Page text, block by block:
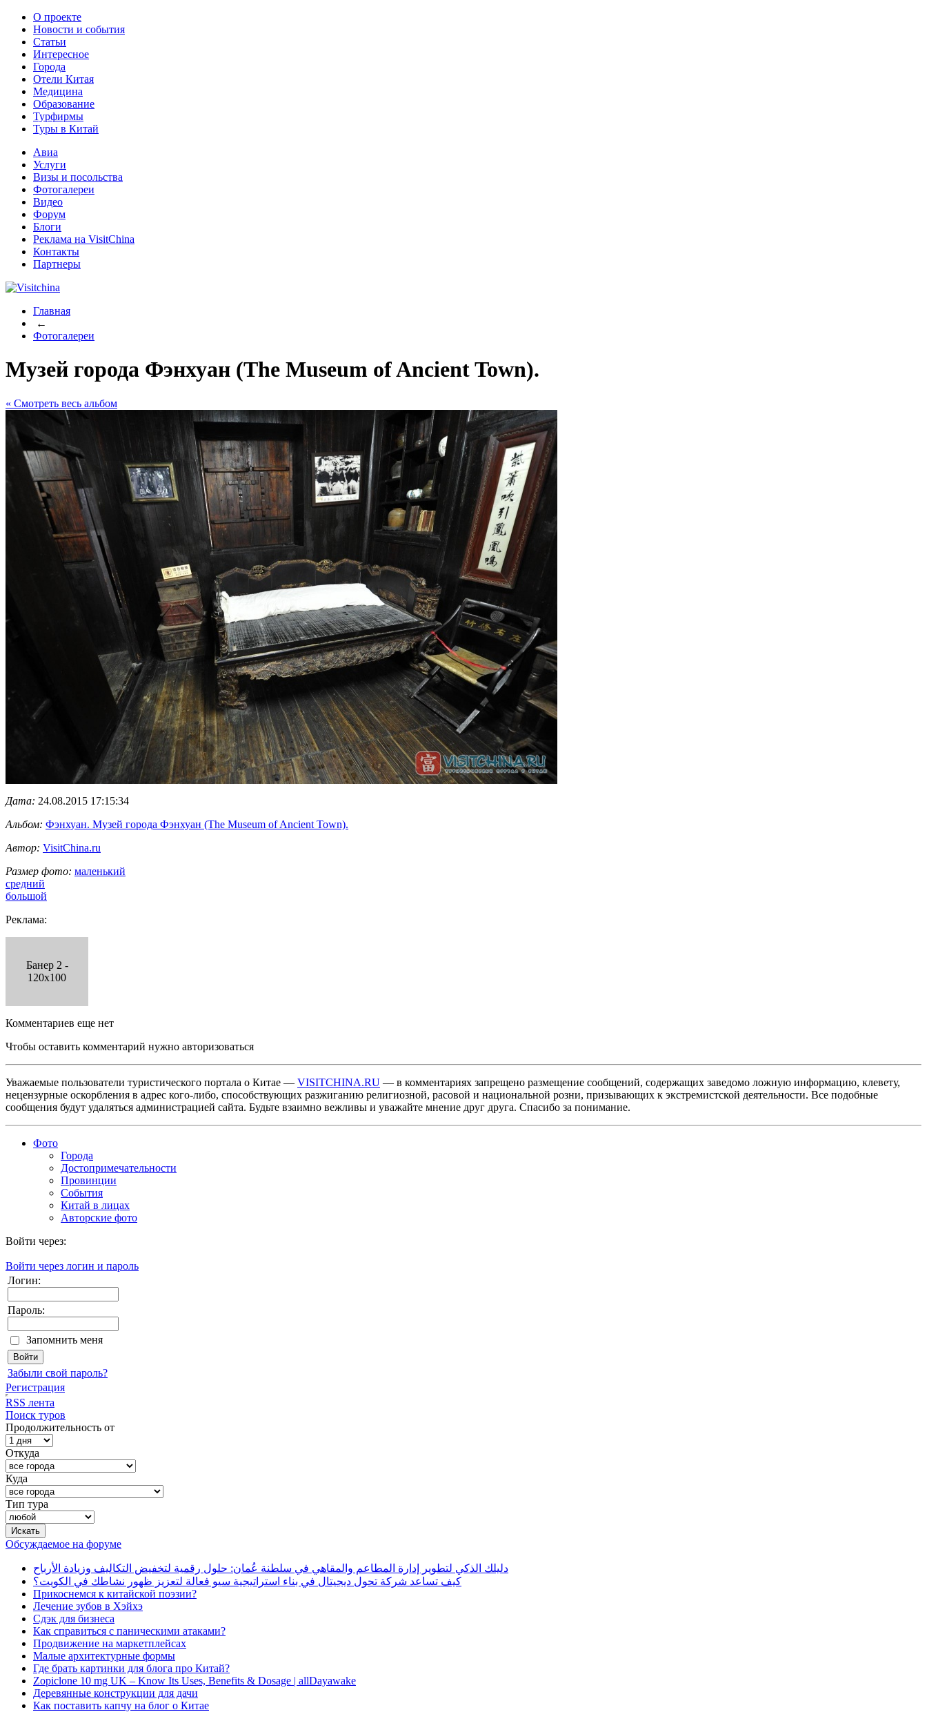
О проекте
Новости и события
Статьи
Интересное
Города
Отели Китая
Медицина
Образование
Турфирмы
Туры в Китай
Авиа
Услуги
Визы и посольства
Фотогалереи
Видео
Форум
Блоги
Реклама на VisitChina
Контакты
Партнеры
Главная
←
Фотогалереи
Музей города Фэнхуан (The Museum of Ancient Town).
« Cмотреть весь альбом
Дата: 24.08.2015 17:15:34
Альбом: Фэнхуан. Музей города Фэнхуан (The Museum of Ancient Town).
Автор: VisitChina.ru
Размер фото: маленький
средний
большой
Реклама:
Банер 2 -
120x100
Комментариев еще нет
Чтобы оставить комментарий нужно авторизоваться
Уважаемые пользователи туристического портала о Китае — VISITCHINA.RU — в комментариях запрещено размещение сообщений, содержащих заведомо ложную информацию, клевету,
нецензурные оскорбления в адрес кого-либо, способствующих разжиганию религиозной, расовой и национальной розни, призывающих к экстремистской деятельности. Все подобные
сообщения будут удаляться администрацией сайта. Будьте взаимно вежливы и уважайте мнение друг друга. Спасибо за понимание.
Фото
Города
Достопримечательности
Провинции
События
Китай в лицах
Авторские фото
Войти через:
Войти через логин и пароль
Логин:
Пароль:
Запомнить меня
Забыли свой пароль?
Регистрация
RSS лента
Поиск туров
Продолжительность от
Откуда
Куда
Тип тура
Обсуждаемое на форуме
دليلك الذكي لتطوير إدارة المطاعم والمقاهي في سلطنة عُمان: حلول رقمية لتخفيض التكاليف وزيادة الأرباح
كيف تساعد شركة تحول ديجيتال في بناء استراتيجية سيو فعالة لتعزيز ظهور نشاطك في الكويت؟
Прикоснемся к китайской поэзии?
Лечение зубов в Хэйхэ
Сдэк для бизнеса
Как справиться с паническими атаками?
Продвижение на маркетплейсах
Малые архитектурные формы
Где брать картинки для блога про Китай?
Zopiclone 10 mg UK – Know Its Uses, Benefits & Dosage | allDayawake
Деревянные конструкции для дачи
Как поставить капчу на блог о Китае